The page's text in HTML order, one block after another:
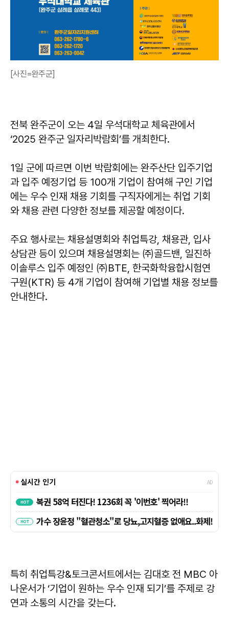
[사진=완주군]
전북 완주군이 오는 4일 우석대학교 체육관에서
‘2025 완주군 일자리박람회’를 개최한다.
1일 군에 따르면 이번 박람회에는 완주산단 입주기업
과 입주 예정기업 등 100개 기업이 참여해 구인 기업
에는 우수 인재 채용 기회를 구직자에게는 취업 기회
와 채용 관련 다양한 정보를 제공할 예정이다.
주요 행사로는 채용설명회와 취업특강, 채용관, 입사
상담관 등이 있으며 채용설명회는 ㈜골드밴, 일진하
이솔루스 입주 예정인 ㈜BTE, 한국화학융합시험연
구원(KTR) 등 4개 기업이 참여해 기업별 채용 정보를
안내한다.
특히 취업특강&토크콘서트에서는 김대호 전 MBC 아
나운서가 ‘기업이 원하는 우수 인재 되기’를 주제로 강
연과 소통의 시간을 갖는다.